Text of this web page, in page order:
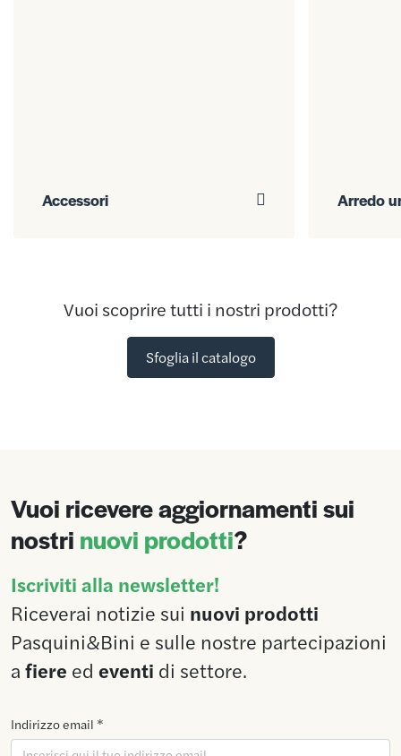
Accessori Arredo
Vuoi scoprire tutti i nostri prodotti?
Sfoglia il catalogo
Vuoi ricevere aggiornamenti sui
nostri nuovi prodotti?
Iscriviti alla newsletter!
Riceverai notizie sui nuovi prodotti
Pasquini&Bini e sulle nostre partecipazioni
afiere ed eventi di settore.
Indirizzo email *